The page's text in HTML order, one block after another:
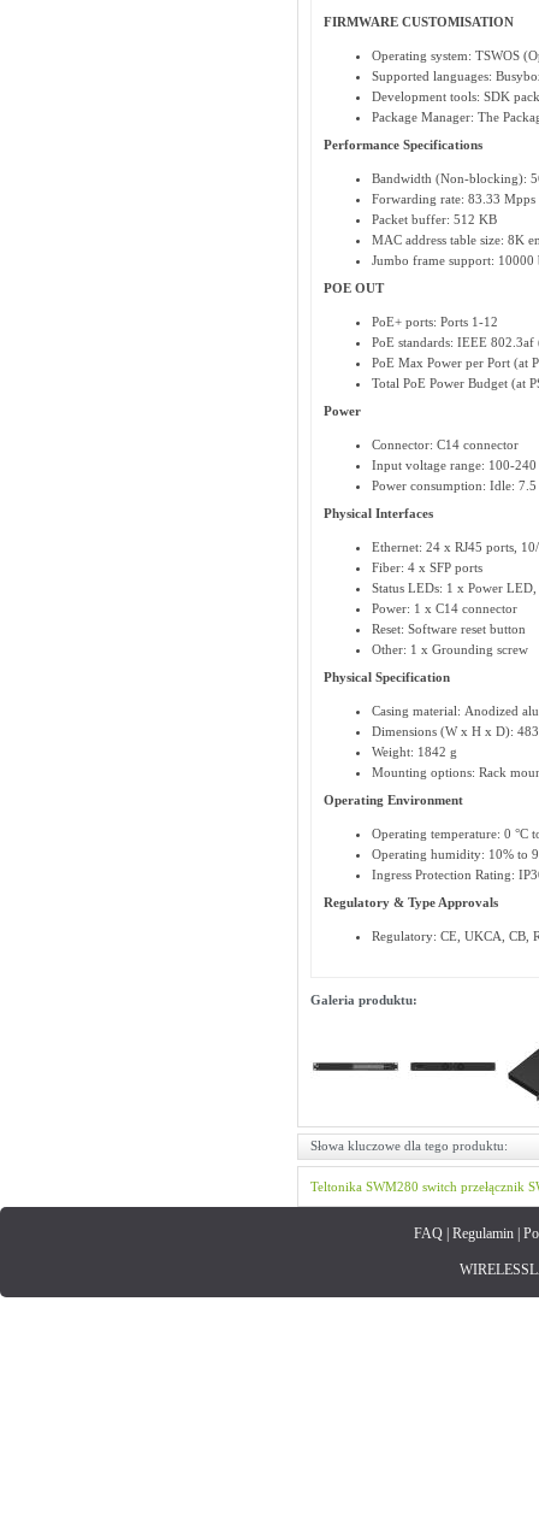
FIRMWARE CUSTOMISATION
Operating system: TSWOS
Supported languages:
Development tools: SDK
Package Manager: The
Performance Specifications
Bandwidth (Non-blocking):
Forwarding rate: 83.33 Mpps
Packet buffer: 512 KB
MAC address table size: 8K
Jumbo frame support: 10000
POE OUT
PoE+ ports: Ports 1-12
PoE standards: IEEE
PoE Max Power per Port (at
Total PoE Power Budget (at
Power
Connector: C14 connector
Input voltage range: 100-
Power consumption: Idle:
Physical Interfaces
Ethernet: 24 x RJ45 ports,
Fiber: 4 x SFP ports
Status LEDs: 1 x Power
Power: 1 x C14 connector
Reset: Software reset button
Other: 1 x Grounding screw
Physical Specification
Casing material: Anodized
Dimensions (W x H x D):
Weight: 1842 g
Mounting options: Rack
Operating Environment
Operating temperature: 0 °C
Operating humidity: 10% to
Ingress Protection Rating:
Regulatory & Type Approvals
Regulatory: CE, UKCA, CB,
Galeria produktu:
Słowa kluczowe dla tego produktu:
Teltonika SWM280 switch przełącznik
FAQ| Regulamin|